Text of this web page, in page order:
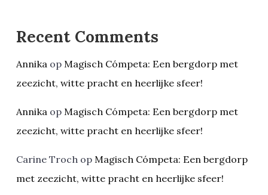
Recent Comments
Annika op Magisch Cómpeta: Een bergdorp met
zeezicht, witte pracht en heerlijke sfeer!
Annika op Magisch Cómpeta: Een bergdorp met
zeezicht, witte pracht en heerlijke sfeer!
Carine Troch op Magisch Cómpeta: Een bergdorp
met zeezicht, witte pracht en heerlijke sfeer!